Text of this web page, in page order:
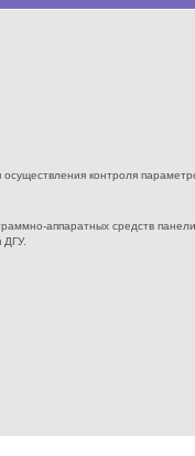
контроля
аппаратных средств
ДГУ.